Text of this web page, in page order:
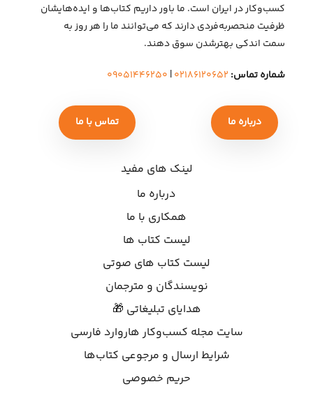
کسب‌وکار در ایران است. ما باور داریم کتاب‌ها و ایده‌هایشان
ظرفیت منحصربه‌فردی دارند که می‌توانند ما را هر روز به
سمت اندکی بهتر‌شدن سوق دهند.
شماره تماس: ۰۲۱۸۶۱۲۰۶۵۲| ۰۹۰۵۱۴۴۶۲۵۰
درباره ما تماس با ما
لینک های مفید
درباره ما
همکاری با ما
لیست کتاب ها
لیست کتاب های صوتی
نویسندگان و مترجمان
هدایای تبلیغاتی 🎁
سایت مجله کسب‌وکار هاروارد فارسی
شرایط ارسال و مرجوعی کتاب‌ها
حریم خصوصی